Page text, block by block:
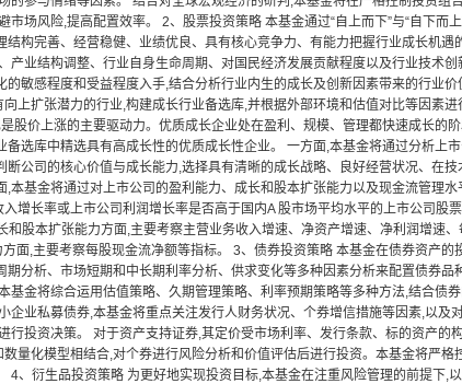
市场风险,提高配置效率。 2、股票投资策略 本基金通过“自上而下”与“自下而
构完善、经营稳健、业绩优良、具有核心竞争力、有能力把握行业成长机遇
产业结构调整、行业自身生命周期、对国民经济发展贡献程度以及行业技术创
敏感程度和受益程度入手,结合分析行业内生的成长及创新因素带来的行业价
上扩张潜力的行业,构建成长行业备选库,并根据外部环境和估值对比等因素进
股价上涨的主要驱动力。优质成长企业处在盈利、规模、管理都快速成长的
选库中精选具有高成长性的优质成长性企业。 一方面,本基金将通过分析上
公司的核心价值与成长能力,选择具有清晰的成长战略、良好经营状况、在技
本基金将通过对上市公司的盈利能力、成长和股本扩张能力以及现金流管理水
增长率或上市公司利润增长率是否高于国内A 股市场平均水平的上市公司股
股本扩张能力方面,主要考察主营业务收入增速、净资产增速、净利润增速、
面,主要考察每股现金流净额等指标。 3、债券投资策略 本基金在债券资产的
分析、市场短期和中长期利率分析、供求变化等多种因素分析来配置债券品
基金将综合运用估值策略、久期管理策略、利率预期策略等多种方法,结合债
企业私募债券,本基金将重点关注发行人财务状况、个券增信措施等因素,以及
投资决策。 对于资产支持证券,其定价受市场利率、发行条款、标的资产的构
量化模型相结合,对个券进行风险分析和价值评估后进行投资。本基金将严格
、衍生品投资策略 为更好地实现投资目标,本基金在注重风险管理的前提下,